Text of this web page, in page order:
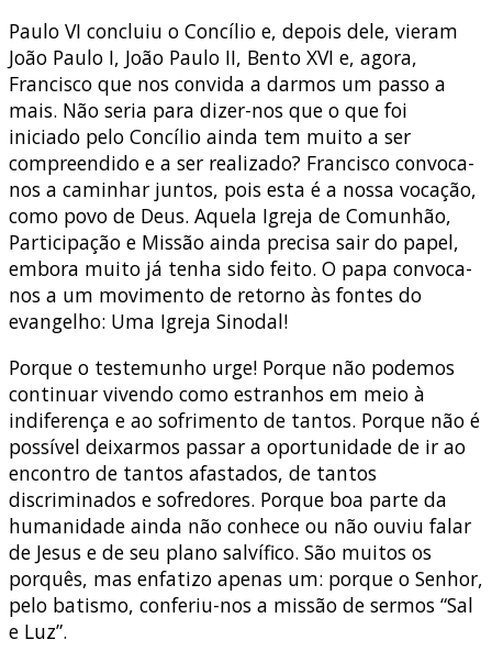
Paulo VI concluiu o Concílio e, depois dele, vieram
João Paulo I, João Paulo II, Bento XVI e, agora,
Francisco que nos convida a darmos um passo a
mais. Não seria para dizer-nos que o que foi
iniciado pelo Concílio ainda tem muito a ser
compreendido e a ser realizado? Francisco convoca-
nos a caminhar juntos, pois esta é a nossa vocação,
como povo de Deus. Aquela Igreja de Comunhão,
Participação e Missão ainda precisa sair do papel,
embora muito já tenha sido feito. O papa convoca-
nos a um movimento de retorno às fontes do
evangelho: Uma Igreja Sinodal!
Porque o testemunho urge! Porque não podemos
continuar vivendo como estranhos em meio à
indiferença e ao sofrimento de tantos. Porque não é
possível deixarmos passar a oportunidade de ir ao
encontro de tantos afastados, de tantos
discriminados e sofredores. Porque boa parte da
humanidade ainda não conhece ou não ouviu falar
de Jesus e de seu plano salvífico. São muitos os
porquês, mas enfatizo apenas um: porque o Senhor,
pelo batismo, conferiu-nos a missão de sermos “Sal
e Luz”.